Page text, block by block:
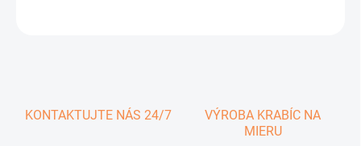
KONTAKTUJTE NÁS 24/7
VÝROBA KRABÍC NA
MIERU